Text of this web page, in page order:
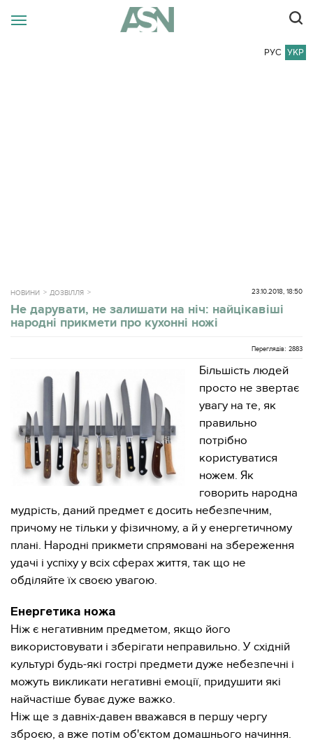
РУС УКР
НОВИНИ ДОЗВІЛЛЯ 23.10.2018, 18:50
Не дарувати, не залишати на ніч: найцікавіші
народні прикмети про кухонні ножі
Переглядів: 2883
Більшість людей
просто не звертає
увагу на те, як
правильно
потрібно
користуватися
ножем. Як
говорить народна
мудрість, даний предмет є досить небезпечним,
причому не тільки у фізичному, а й у енергетичному
плані. Народні прикмети спрямовані на збереження
удачі і успіху у всіх сферах життя, так що не
обділяйте їх своєю увагою.
Енергетика ножа
Ніж є негативним предметом, якщо його
використовувати і зберігати неправильно. У східній
культурі будь-які гострі предмети дуже небезпечні і
можуть викликати негативні емоції, придушити які
найчастіше буває дуже важко.
Ніж ще з давніх-давен вважався в першу чергу
зброєю, а вже потім об'єктом домашнього начиння.